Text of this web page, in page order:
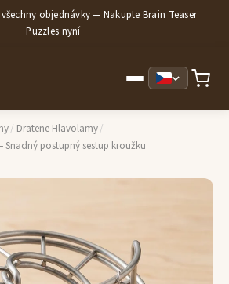
objednávky — Nakupte Brain Teaser
Puzzles nyní
/ Dratene Hlavolamy/
postupný sestup kroužku